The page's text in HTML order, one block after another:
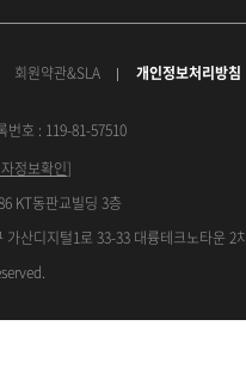
회원약관&SLA 개인정보처리방침
번호 : 119-81-57510
정보확인]
KT동판교빌딩 3층
산디지털1로 33-33 대륭테크노타운 2